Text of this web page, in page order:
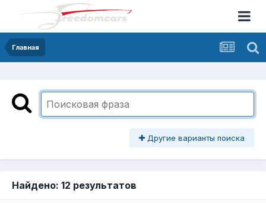
Главная
Другие варианты поиска
Найдено: 12 результатов